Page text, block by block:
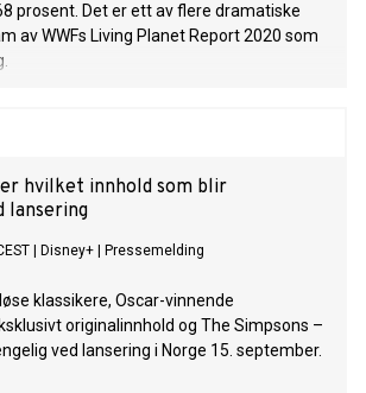
prosent. Det er ett av flere dramatiske
av WWFs Living Planet Report 2020 som
hvilket innhold som blir
lansering
Disney+ Pressemelding
klassikere, Oscar-vinnende
originalinnhold og The Simpsons –
ved lansering i Norge 15. september.